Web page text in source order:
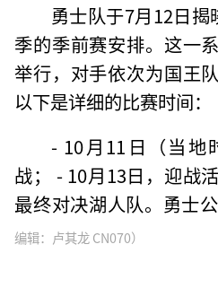
勇士队于7月12日
季的季前赛安排。这一
举行，对手依次为国王
以下是详细的比赛时间：
- 10月11日（当地
战； - 10月13日，迎战
最终对决湖人队。勇士
编辑：卢其龙 CN070）